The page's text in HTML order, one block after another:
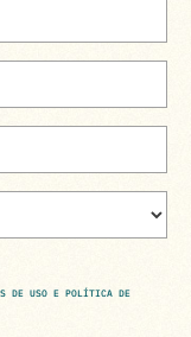
DE USO E POLÍTICA DE